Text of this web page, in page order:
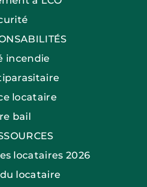
incendie
locataire
bail
locataires 2026
locataire